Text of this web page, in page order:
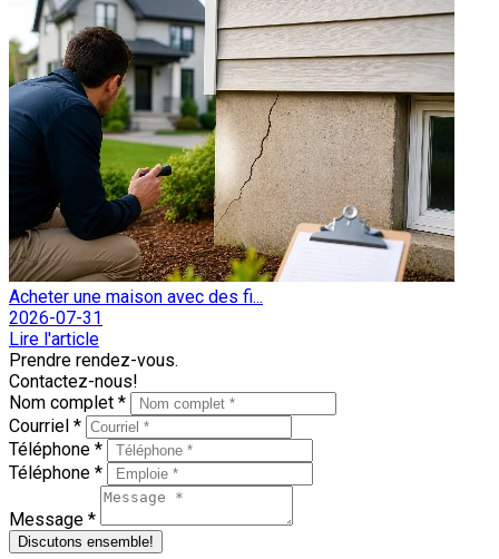
Acheter une maison avec des fi...
2026-07-31
Lire l'article
Prendre rendez-vous.
Contactez-nous!
Nom complet *
Courriel *
Téléphone *
Téléphone *
Message *
Discutons ensemble!